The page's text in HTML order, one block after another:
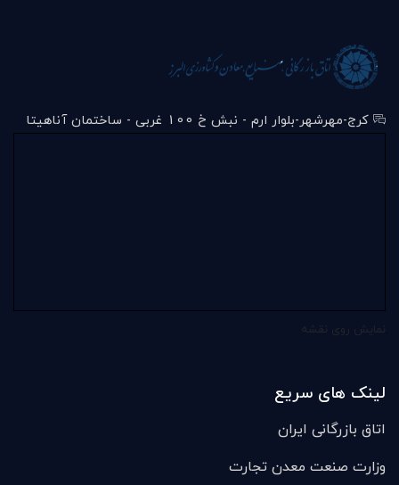
کرج-مهرشهر-بلوار ارم - نبش خ 100 غربی - ساختمان آناهیتا
لینک های سریع
اتاق بازرگانی ایران
وزارت صنعت معدن تجارت